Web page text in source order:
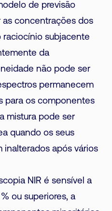
de previsão
as concentrações dos
subjacente
da
não pode ser
permanecem
para os componentes
mistura pode ser
quando os seus
inalterados após vários
NIR é sensível a
ou superiores, a